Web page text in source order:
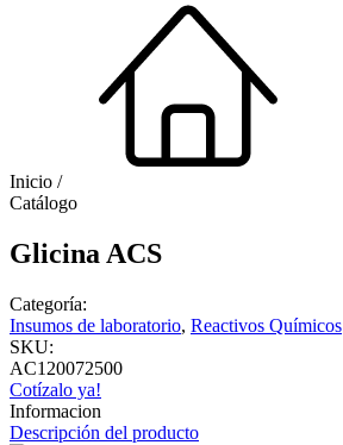
Inicio /
Catálogo
Glicina ACS
Categoría:
Insumos de laboratorio, Reactivos Químicos
SKU:
AC120072500
Cotízalo ya!
Informacion
Descripción del producto